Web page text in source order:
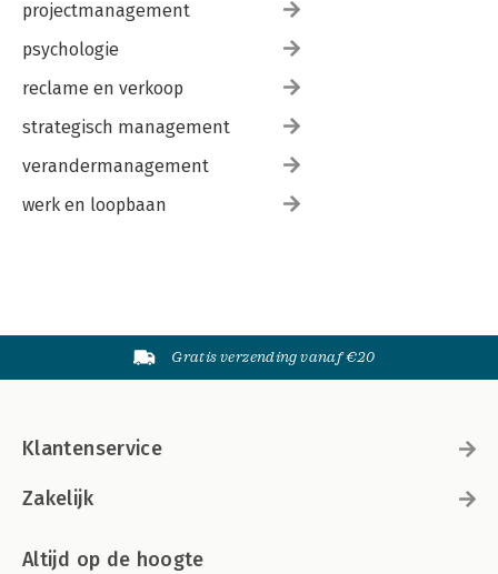
projectmanagement
psychologie
reclame en verkoop
strategisch management
verandermanagement
werk en loopbaan
Gratis verzending vanaf €20
Klantenservice
Zakelijk
Altijd op de hoogte